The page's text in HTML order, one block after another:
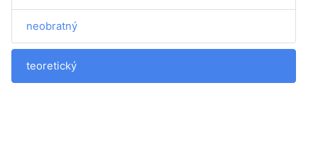
neobratný
teoretický